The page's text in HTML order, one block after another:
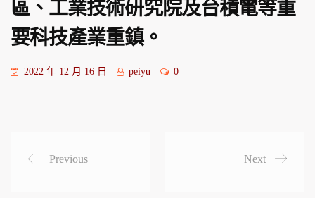
區、工業技術研究院及台積電等重
要科技產業重鎮。
2022 年 12 月 16 日 peiyu 0
Previous Next